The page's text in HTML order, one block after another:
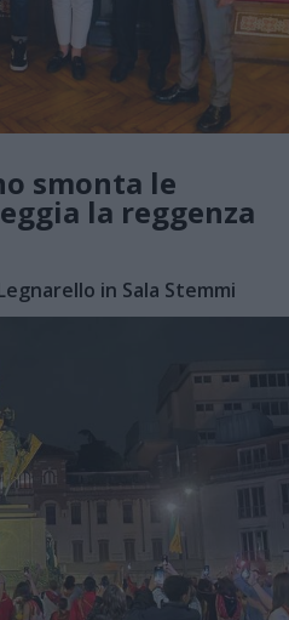
smonta le
la reggenza
in Sala Stemmi